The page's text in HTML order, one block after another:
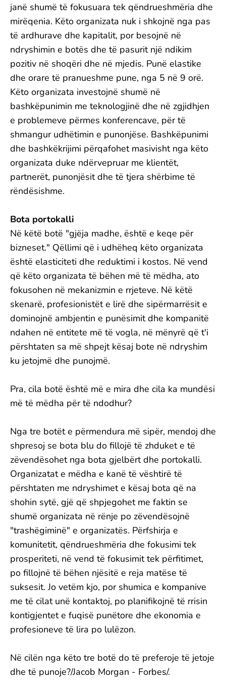
janë shumë të fokusuara tek qëndrueshmëria dhe
mirëqenia. Këto organizata nuk i shkojnë nga pas
të ardhurave dhe kapitalit, por besojnë në
ndryshimin e botës dhe të pasurit një ndikim
pozitiv në shoqëri dhe në mjedis. Punë elastike
dhe orare të pranueshme pune, nga 5 në 9 orë.
Këto organizata investojnë shumë në
bashkëpunimin me teknologjinë dhe në zgjidhjen
e problemeve përmes konferencave, për të
shmangur udhëtimin e punonjëse. Bashkëpunimi
dhe bashkëkrijimi përqafohet masivisht nga këto
organizata duke ndërvepruar me klientët,
partnerët, punonjësit dhe të tjera shërbime të
rëndësishme.
Bota portokalli
Në këtë botë "gjëja madhe, është e keqe për
bizneset." Qëllimi që i udhëheq këto organizata
është elasticiteti dhe reduktimi i kostos. Në vend
që këto organizata të bëhen më të mëdha, ato
fokusohen në mekanizmin e rrjeteve. Në këtë
skenarë, profesionistët e lirë dhe sipërmarrësit e
dominojnë ambjentin e punësimit dhe kompanitë
ndahen në entitete më të vogla, në mënyrë që t'i
përshtaten sa më shpejt kësaj bote në ndryshim
ku jetojmë dhe punojmë.
Pra, cila botë është më e mira dhe cila ka mundësi
më të mëdha për të ndodhur?
Nga tre botët e përmendura më sipër, mendoj dhe
shpresoj se bota blu do fillojë të zhduket e të
zëvendësohet nga bota gjelbërt dhe portokalli.
Organizatat e mëdha e kanë të vështirë të
përshtaten me ndryshimet e kësaj bota që na
shohin sytë, gjë që shpjegohet me faktin se
shumë organizata në rënje po zëvendësojnë
"trashëgiminë" e organizatës. Përfshirja e
komunitetit, qëndrueshmëria dhe fokusimi tek
prosperiteti, në vend të fokusimit tek përfitimet,
po fillojnë të bëhen njësitë e reja matëse të
suksesit. Jo vetëm kjo, por shumica e kompanive
me të cilat unë kontaktoj, po planifikojnë të rrisin
kontigjentet e fuqisë punëtore dhe ekonomia e
profesioneve të lira po lulëzon.
Në cilën nga këto tre botë do të preferoje të jetoje
dhe të punoje?/Jacob Morgan - Forbes/.